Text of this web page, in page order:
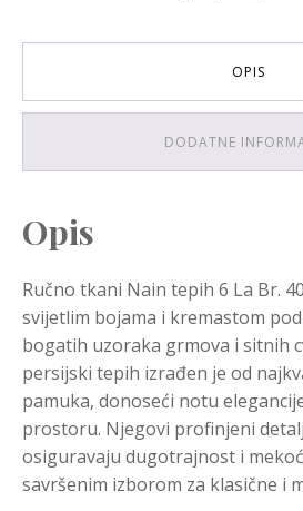
OPIS
DODATNE
Opis
Ručno tkani Nain tepih 6 La Br.
svijetlim bojama i kremastom
bogatih uzoraka grmova i sitnih
persijski tepih izrađen je od
pamuka, donoseći notu
prostoru. Njegovi profinjeni
osiguravaju dugotrajnost i
savršenim izborom za klasične i